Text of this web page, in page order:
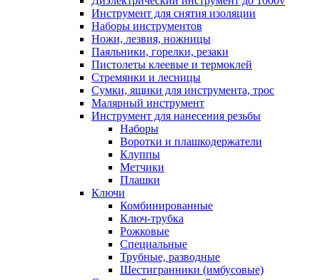
Инструмент для снятия изоляции
Наборы инструментов
Ножи, лезвия, ножницы
Паяльники, горелки, резаки
Пистолеты клеевые и термоклей
Стремянки и лесницы
Сумки, ящики для инструмента, трос
Малярный инструмент
Инструмент для нанесения резьбы
Наборы
Воротки и плашкодержатели
Клуппы
Метчики
Плашки
Ключи
Комбинированные
Ключ-трубка
Рожковые
Специальные
Трубные, разводные
Шестигранники (имбусовые)